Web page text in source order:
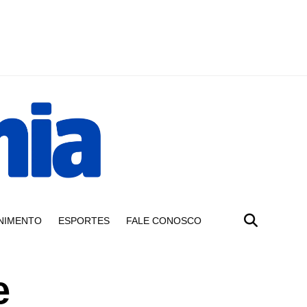
ESPORTES FALE CONOSCO